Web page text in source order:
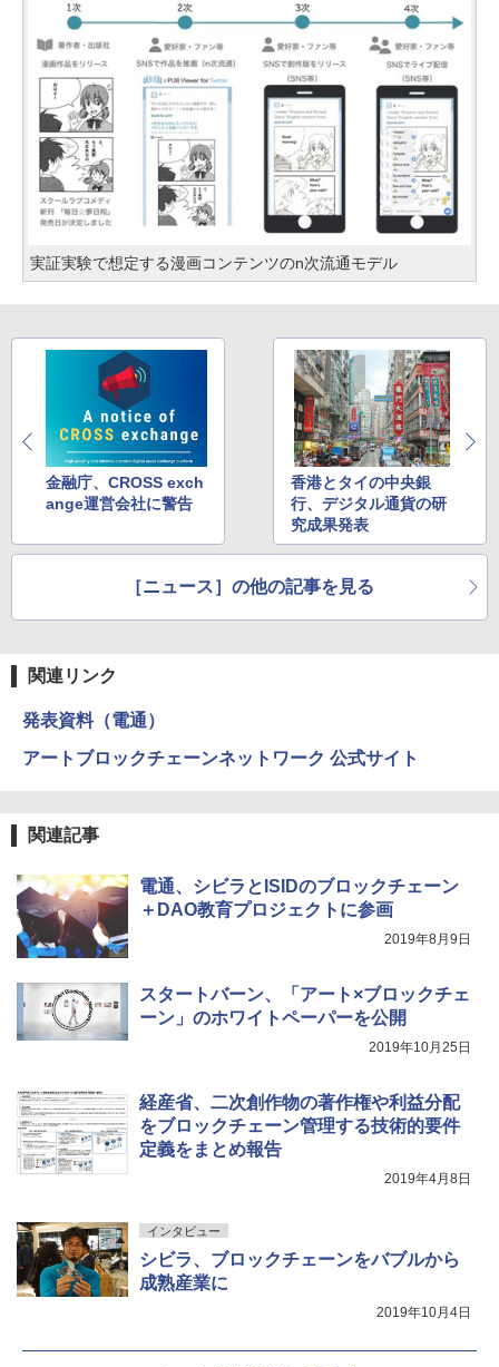
実証実験で想定する漫画コンテンツのn次流通モデル
金融庁、CROSS exch
ange運営会社に警告
香港とタイの中央銀
行、デジタル通貨の研
究成果発表
［ニュース］の他の記事を見る
関連リンク
発表資料（電通）
アートブロックチェーンネットワーク 公式サイト
関連記事
電通、シビラとISIDのブロックチェーン
＋DAO教育プロジェクトに参画
2019年8月9日
スタートバーン、「アート×ブロックチェ
ーン」のホワイトペーパーを公開
2019年10月25日
経産省、二次創作物の著作権や利益分配
をブロックチェーン管理する技術的要件
定義をまとめ報告
2019年4月8日
インタビュー
シビラ、ブロックチェーンをバブルから
成熟産業に
2019年10月4日